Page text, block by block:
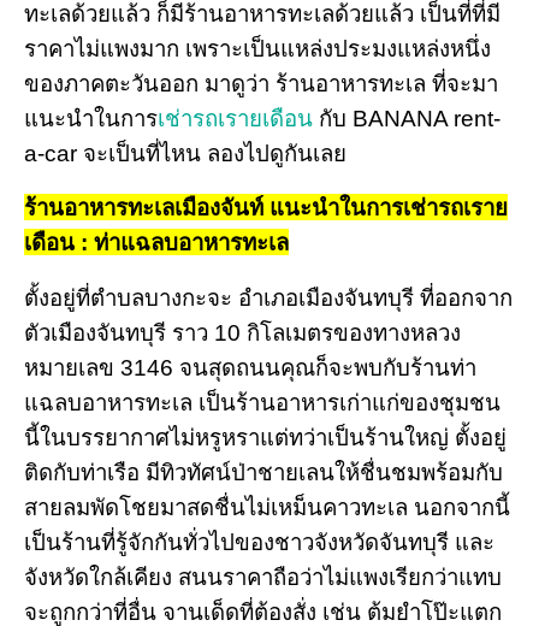
ทะเลด้วยแล้ว ก็มีร้านอาหารทะเลด้วยแล้ว เป็นที่ที่มี
ราคาไม่แพงมาก เพราะเป็นแหล่งประมงแหล่งหนึ่ง
ของภาคตะวันออก มาดูว่า ร้านอาหารทะเล ที่จะมา
แนะนำในการเช่ารถเรายเดือน กับ BANANA rent-
a-car จะเป็นที่ไหน ลองไปดูกันเลย
ร้านอาหารทะเลเมืองจันท์ แนะนำในการเช่ารถเราย
เดือน : ท่าแฉลบอาหารทะเล
ตั้งอยู่ที่ตำบลบางกะจะ อำเภอเมืองจันทบุรี ที่ออกจาก
ตัวเมืองจันทบุรี ราว 10 กิโลเมตรของทางหลวง
หมายเลข 3146 จนสุดถนนคุณก็จะพบกับร้านท่า
แฉลบอาหารทะเล เป็นร้านอาหารเก่าแก่ของชุมชน
นี้ในบรรยากาศไม่หรูหราแต่ทว่าเป็นร้านใหญ่ ตั้งอยู่
ติดกับท่าเรือ มีทิวทัศน์ป่าชายเลนให้ชื่นชมพร้อมกับ
สายลมพัดโชยมาสดชื่นไม่เหม็นคาวทะเล นอกจากนี้
เป็นร้านที่รู้จักกันทั่วไปของชาวจังหวัดจันทบุรี และ
จังหวัดใกล้เคียง สนนราคาถือว่าไม่แพงเรียกว่าแทบ
จะถูกกว่าที่อื่น จานเด็ดที่ต้องสั่ง เช่น ต้มยำโป๊ะแตก